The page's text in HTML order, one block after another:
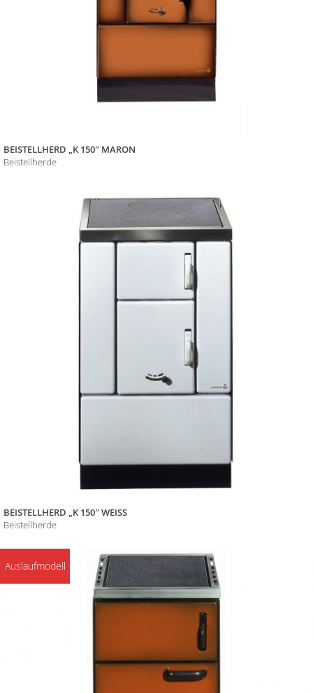
BEISTELLHERD „K 150″ MARON
Beistellherde
BEISTELLHERD „K 150″ WEISS
Beistellherde
Auslaufmodell